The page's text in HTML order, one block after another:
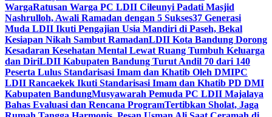
WargaRatusan Warga PC LDII Cileunyi Padati Masjid
Nashrulloh, Awali Ramadan dengan 5 Sukses37 Generasi
Muda LDII Ikuti Pengajian Usia Mandiri di Paseh, Bekal
Kesiapan Nikah Sambut RamadanLDII Kota Bandung Dorong
Kesadaran Kesehatan Mental Lewat Ruang Tumbuh Keluarga
dan DiriLDII Kabupaten Bandung Turut Andil 70 dari 140
Peserta Lulus Standarisasi Imam dan Khatib Oleh DMIPC
LDII Rancaekek Ikuti Standarisasi Imam dan Khatib PD DMI
Kabupaten BandungMusyawarah Pemuda PC LDII Majalaya
Bahas Evaluasi dan Rencana ProgramTertibkan Sholat, Jaga